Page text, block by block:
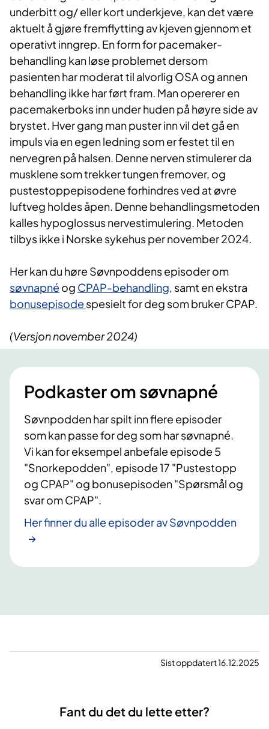
underbitt og/ eller kort underkjeve, kan det være
aktuelt å gjøre fremflytting av kjeven gjennom et
operativt inngrep. En form for pacemaker-
behandling kan løse problemet dersom
pasienten har moderat til alvorlig OSA og annen
behandling ikke har ført fram. Man opererer en
pacemakerboks inn under huden på høyre side av
brystet. Hver gang man puster inn vil det gå en
impuls via en egen ledning som er festet til en
nervegren på halsen. Denne nerven stimulerer da
musklene som trekker tungen fremover, og
pustestoppepisodene forhindres ved at øvre
luftveg holdes åpen. Denne behandlingsmetoden
kalles hypoglossus nervestimulering. Metoden
tilbys ikke i Norske sykehus per november 2024.​​​
Her kan du høre Søvnpoddens episoder om
søvnapné og CPAP-behandling, samt en ekstra
bonusepisode spesielt for deg som bruker CPAP.
(Versjon november 2024)
Podkaster om søvnapné
Søvnpodden har spilt inn flere episoder
som kan passe for deg som har søvnapné.
Vi kan for eksempel anbefale episode 5
"Snorkepodden", episode 17 "Pustestopp
og CPAP" og bonusepisoden "Spørsmål og
svar om CPAP".
Her finner du alle episoder av Søvnpodden
Sist oppdatert 16.12.2025
Fant du det du lette etter?